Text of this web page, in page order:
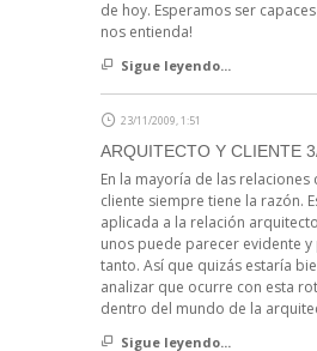
de hoy. Esperamos ser
nos entienda!
Sigue leyendo...
23/11/2009, 1:51
ARQUITECTO Y CLIENTE
En la mayoría de las relaciones
cliente siempre tiene la razón.
aplicada a la relación
unos puede parecer evidente
tanto. Así que quizás estaría
analizar que ocurre con esta
dentro del mundo de la
Sigue leyendo...